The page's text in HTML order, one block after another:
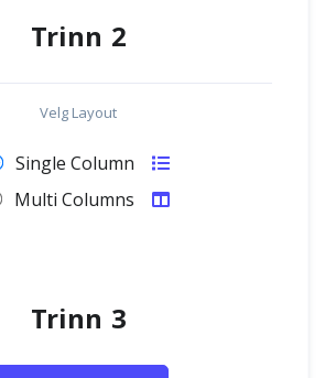
Trinn 2
Velg Layout
Single Column
Multi Columns
Trinn 3